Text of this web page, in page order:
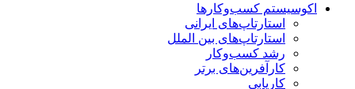
اکوسیستم کسب‌وکارها
استارتاپ‌های ایرانی
استارتاپ‌های بین الملل
رشد کسب‌وکار
کارآفرین‌های برتر
کاریابی